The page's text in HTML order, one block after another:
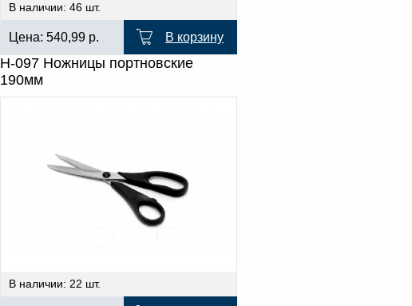
В наличии: 46 шт.
Цена: 540,99 р. В корзину
Н-097 Ножницы портновские
190мм
В наличии: 22 шт.